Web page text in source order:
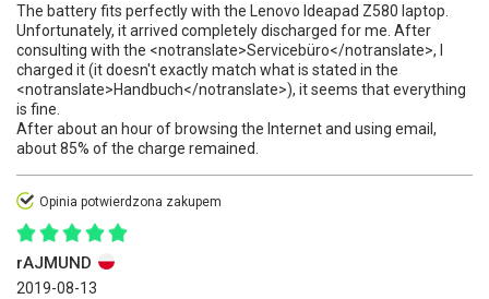
The battery fits perfectly with the Lenovo Ideapad Z580 laptop.
Unfortunately, it arrived completely discharged for me. After
consulting with the <notranslate>Servicebüro</notranslate>, I
charged it (it doesn't exactly match what is stated in the
<notranslate>Handbuch</notranslate>), it seems that everything
is fine.
After about an hour of browsing the Internet and using email,
about 85% of the charge remained.
Opinia potwierdzona zakupem
rAJMUND
2019-08-13